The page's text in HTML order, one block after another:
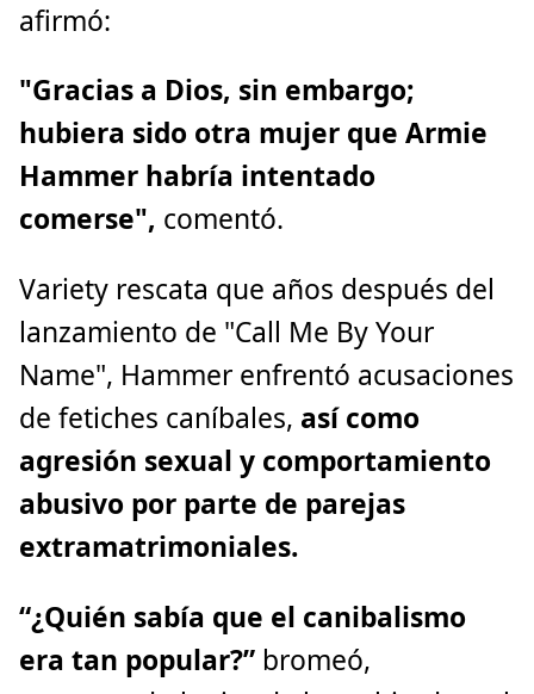
afirmó:
"Gracias a Dios, sin embargo;
hubiera sido otra mujer que Armie
Hammer habría intentado
comerse", comentó.
Variety rescata que años después del
lanzamiento de "Call Me By Your
Name", Hammer enfrentó acusaciones
de fetiches caníbales, así como
agresión sexual y comportamiento
abusivo por parte de parejas
extramatrimoniales.
“¿Quién sabía que el canibalismo
era tan popular?” bromeó,